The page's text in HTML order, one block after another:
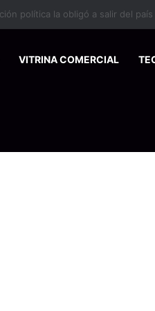
VITRINA COMERCIAL